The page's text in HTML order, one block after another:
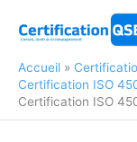
Accueil
Certification ISO
Certification ISO